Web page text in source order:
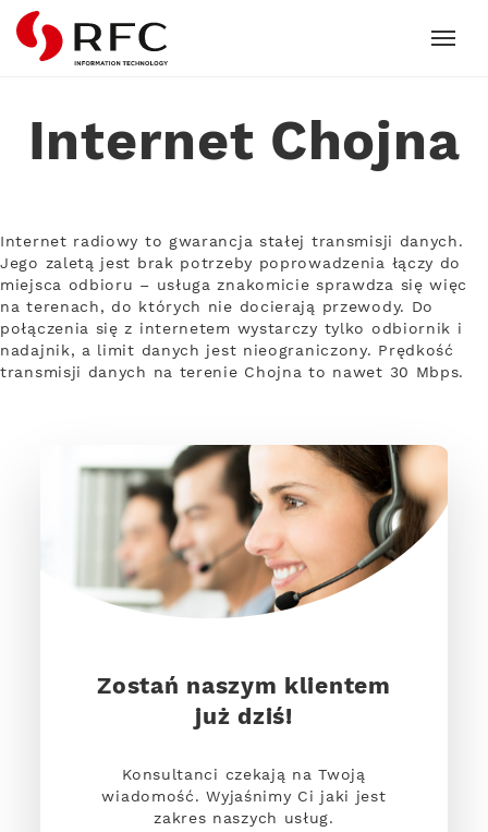
RFC
Internet Chojna
Internet radiowy to gwarancja stałej transmisji danych.
Jego zaletą jest brak potrzeby poprowadzenia łączy do
miejsca odbioru – usługa znakomicie sprawdza się więc
na terenach, do których nie docierają przewody. Do
połączenia się z internetem wystarczy tylko odbiornik i
nadajnik, a limit danych jest nieograniczony. Prędkość
transmisji danych na terenie Chojna to nawet 30 Mbps.
Zostań naszym klientem
już dziś!
Konsultanci czekają na Twoją
wiadomość. Wyjaśnimy Ci jaki jest
zakres naszych usług.